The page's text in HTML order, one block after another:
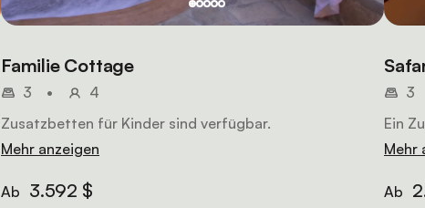
Familie Cottage
3 •
4
Zusatzbetten für Kinder sind verfügbar.
Mehr anzeigen
Ab 3.592 $
3
Ein
Mehr
Ab